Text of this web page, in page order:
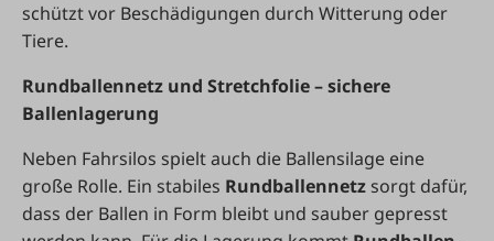
schützt vor Beschädigungen durch Witterung oder
Tiere.
Rundballennetz und Stretchfolie – sichere
Ballenlagerung
Neben Fahrsilos spielt auch die Ballensilage eine
große Rolle. Ein stabiles Rundballennetz sorgt dafür,
dass der Ballen in Form bleibt und sauber gepresst